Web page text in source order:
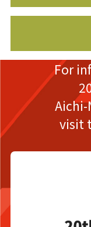
For
Aichi-
visit